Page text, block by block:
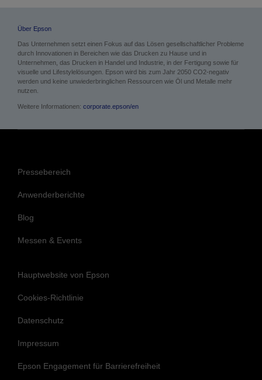
Über Epson
Das Unternehmen setzt einen Fokus auf das Lösen gesellschaftlicher Probleme
durch Innovationen in Bereichen wie das Drucken zu Hause und in
Unternehmen, das Drucken in Handel und Industrie, in der Fertigung sowie für
visuelle und Lifestylelösungen. Epson wird bis zum Jahr 2050 CO2-negativ
werden und keine unwiederbringlichen Ressourcen wie Öl und Metalle mehr
nutzen.
Weitere Informationen: corporate.epson/en
Pressebereich
Anwenderberichte
Blog
Messen & Events
Hauptwebsite von Epson
Cookies-Richtlinie
Datenschutz
Impressum
Epson Engagement für Barrierefreiheit